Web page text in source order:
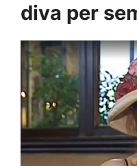
diva per